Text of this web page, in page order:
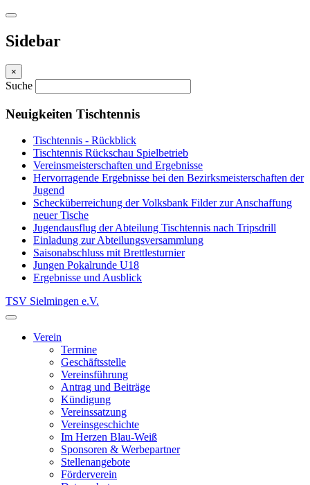
Sidebar
×
Suche
Neuigkeiten Tischtennis
Tischtennis - Rückblick
Tischtennis Rückschau Spielbetrieb
Vereinsmeisterschaften und Ergebnisse
Hervorragende Ergebnisse bei den Bezirksmeisterschaften der
Jugend
Schecküberreichung der Volksbank Filder zur Anschaffung
neuer Tische
Jugendausflug der Abteilung Tischtennis nach Tripsdrill
Einladung zur Abteilungsversammlung
Saisonabschluss mit Brettlesturnier
Jungen Pokalrunde U18
Ergebnisse und Ausblick
TSV Sielmingen e.V.
Verein
Termine
Geschäftsstelle
Vereinsführung
Antrag und Beiträge
Kündigung
Vereinssatzung
Vereinsgeschichte
Im Herzen Blau-Weiß
Sponsoren & Werbepartner
Stellenangebote
Förderverein